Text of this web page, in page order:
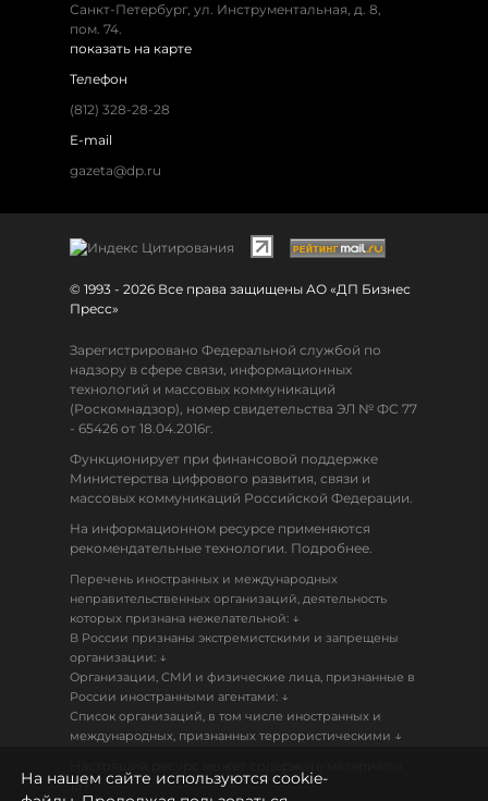
Санкт-Петербург, ул. Инструментальная, д. 8,
пом. 74.
показать на карте
Телефон
(812) 328-28-28
E-mail
gazeta@dp.ru
© 1993 - 2026 Все права защищены АО «ДП Бизнес
Пресс»
Зарегистрировано Федеральной службой по
надзору в сфере связи, информационных
технологий и массовых коммуникаций
(Роскомнадзор), номер свидетельства ЭЛ № ФС 77
- 65426 от 18.04.2016г.
Функционирует при финансовой поддержке
Министерства цифрового развития, связи и
массовых коммуникаций Российской Федерации.
На информационном ресурсе применяются
рекомендательные технологии. Подробнее.
Перечень иностранных и международных
неправительственных организаций, деятельность
которых признана нежелательной: ↓
В России признаны экстремистскими и запрещены
организации: ↓
Организации, СМИ и физические лица, признанные в
России иностранными агентами: ↓
Список организаций, в том числе иностранных и
международных, признанных террористическими ↓
18+
На нашем сайте используются cookie-